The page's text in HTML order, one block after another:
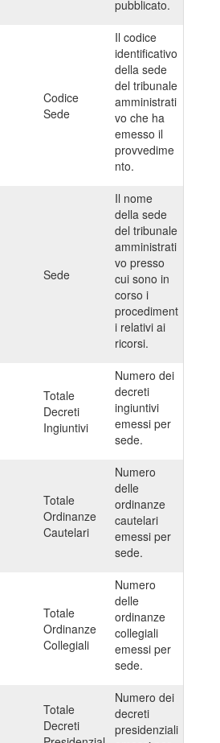
pubblicato.
Codice
Sede
Il codice
identificativo
della sede
del tribunale
amministrati
vo che ha
emesso il
provvedime
nto.
Sede
Il nome
della sede
del tribunale
amministrati
vo presso
cui sono in
corso i
procediment
i relativi ai
ricorsi.
Totale
Decreti
Ingiuntivi
Numero dei
decreti
ingiuntivi
emessi per
sede.
Totale
Ordinanze
Cautelari
Numero
delle
ordinanze
cautelari
emessi per
sede.
Totale
Ordinanze
Collegiali
Numero
delle
ordinanze
collegiali
emessi per
sede.
Totale
Decreti
Numero dei
decreti
presidenziali